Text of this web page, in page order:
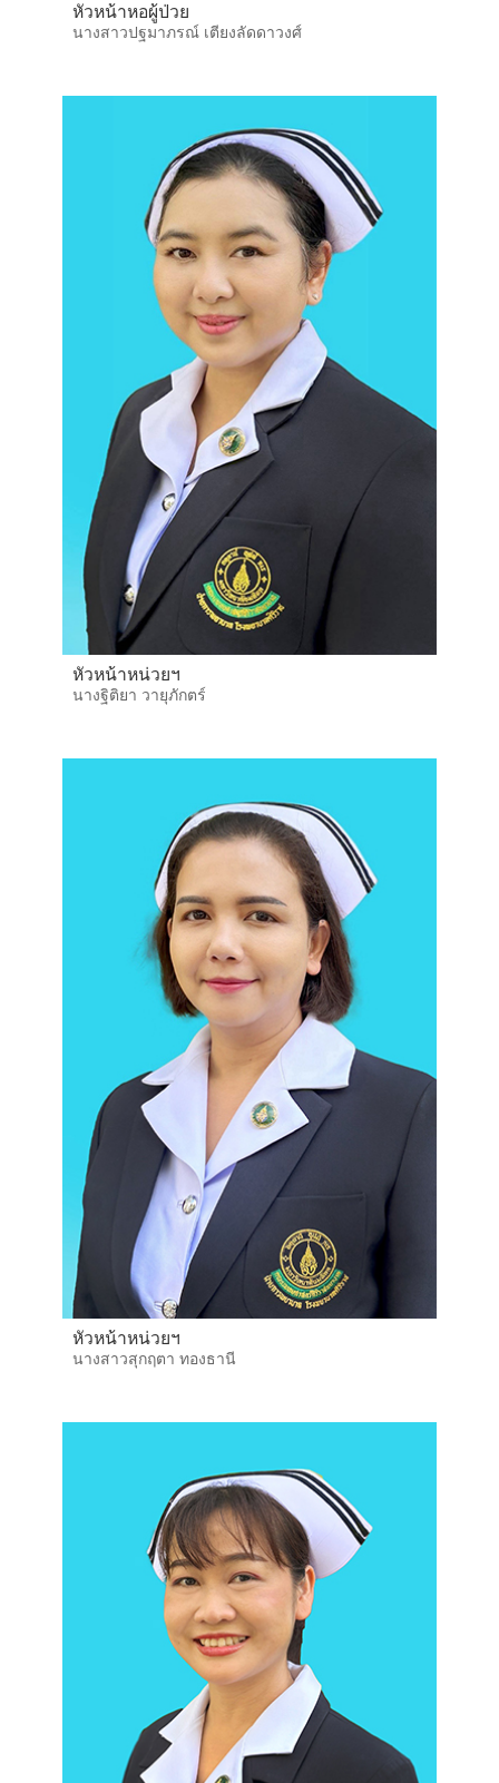
หัวหน้าหอผู้ป่วย
นางสาวปฐมาภรณ์ เตียงลัดดาวงศ์
หัวหน้าหน่วยฯ
นางฐิติยา วายุภักตร์
หัวหน้าหน่วยฯ
นางสาวสุกฤตา ทองธานี